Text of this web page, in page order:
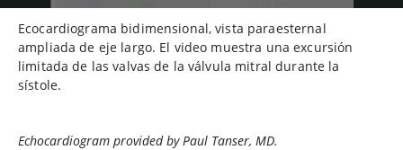
Ecocardiograma bidimensional, vista paraesternal
ampliada de eje largo. El video muestra una excursión
limitada de las valvas de la válvula mitral durante la
sístole.
Echocardiogram provided by Paul Tanser, MD.